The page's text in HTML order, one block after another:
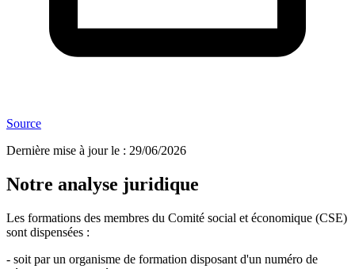
Source
Dernière mise à jour le : 29/06/2026
Notre analyse juridique
Les formations des membres du Comité social et économique (CSE)
sont dispensées :
- soit par un organisme de formation disposant d'un numéro de